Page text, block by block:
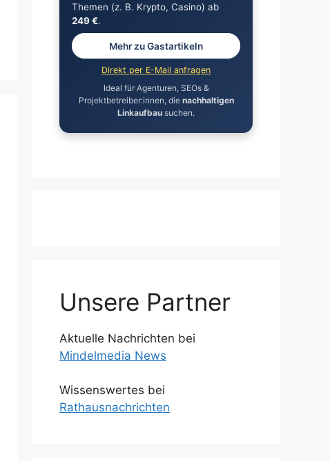
Themen (z. B. Krypto, Casino) ab
249 €.
Mehr zu Gastartikeln
Direkt per E-Mail anfragen
Ideal für Agenturen, SEOs &
Projektbetreiber:innen, die nachhaltigen
Linkaufbau suchen.
Unsere Partner
Aktuelle Nachrichten bei
Mindelmedia News
Wissenswertes bei
Rathausnachrichten